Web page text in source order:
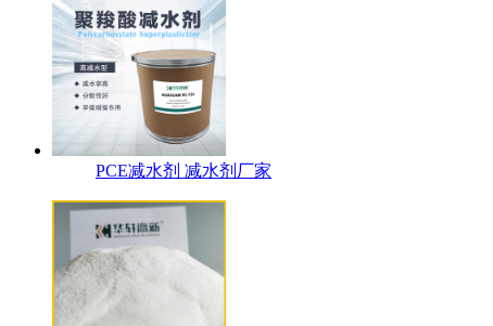
PCE减水剂 减水剂厂家